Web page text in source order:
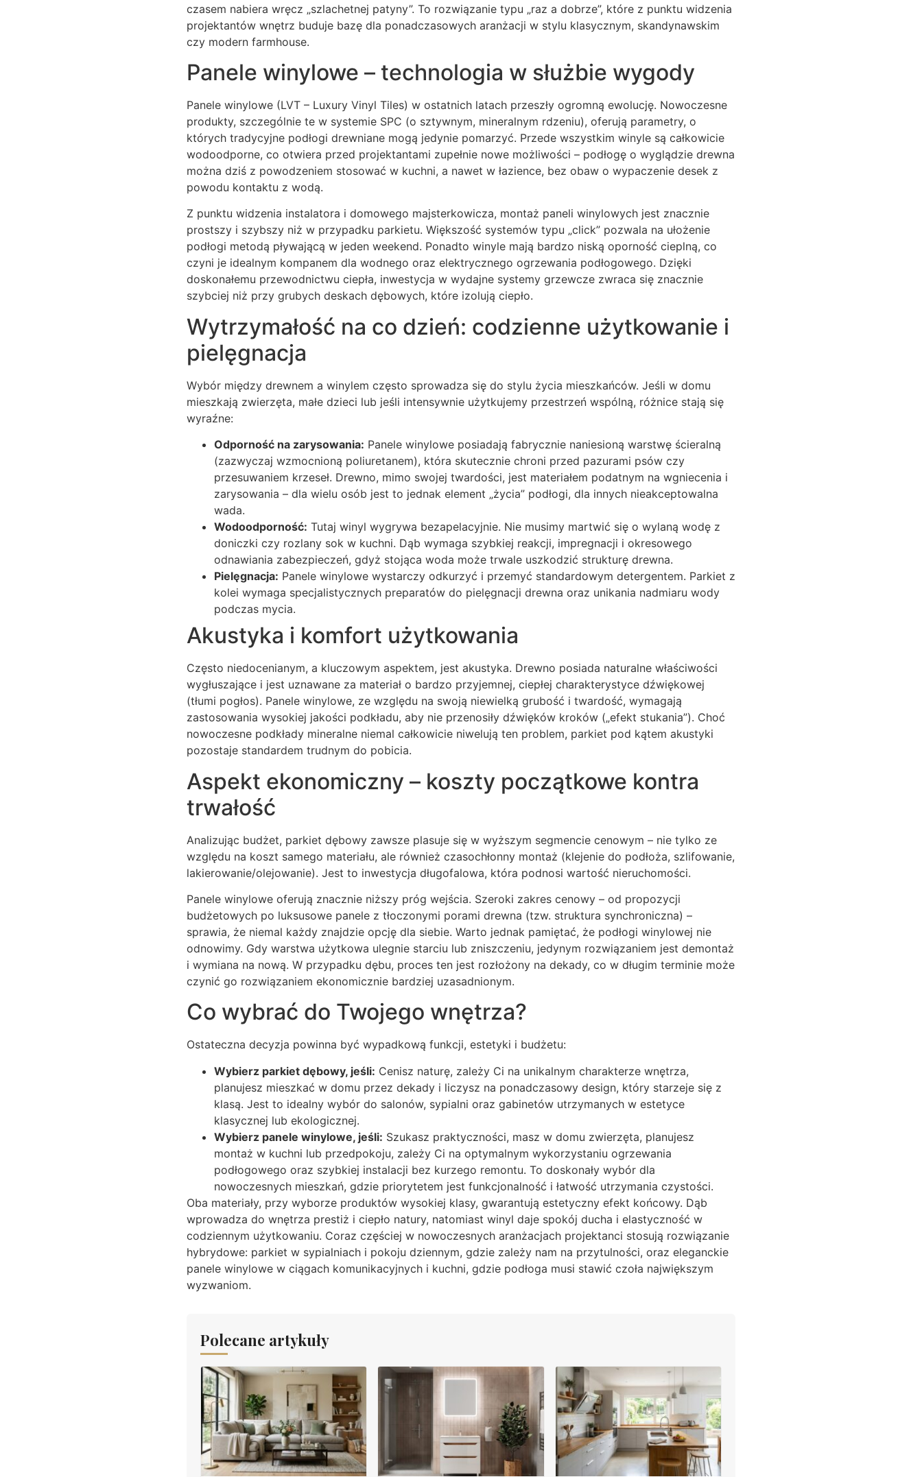
czasem nabiera wręcz „szlachetnej patyny”. To rozwiązanie typu „raz a dobrze”, które z punktu widzenia
projektantów wnętrz buduje bazę dla ponadczasowych aranżacji w stylu klasycznym, skandynawskim
czy modern farmhouse.
Panele winylowe – technologia w służbie wygody
Panele winylowe (LVT – Luxury Vinyl Tiles) w ostatnich latach przeszły ogromną ewolucję. Nowoczesne
produkty, szczególnie te w systemie SPC (o sztywnym, mineralnym rdzeniu), oferują parametry, o
których tradycyjne podłogi drewniane mogą jedynie pomarzyć. Przede wszystkim winyle są całkowicie
wodoodporne, co otwiera przed projektantami zupełnie nowe możliwości – podłogę o wyglądzie drewna
można dziś z powodzeniem stosować w kuchni, a nawet w łazience, bez obaw o wypaczenie desek z
powodu kontaktu z wodą.
Z punktu widzenia instalatora i domowego majsterkowicza, montaż paneli winylowych jest znacznie
prostszy i szybszy niż w przypadku parkietu. Większość systemów typu „click” pozwala na ułożenie
podłogi metodą pływającą w jeden weekend. Ponadto winyle mają bardzo niską oporność cieplną, co
czyni je idealnym kompanem dla wodnego oraz elektrycznego ogrzewania podłogowego. Dzięki
doskonałemu przewodnictwu ciepła, inwestycja w wydajne systemy grzewcze zwraca się znacznie
szybciej niż przy grubych deskach dębowych, które izolują ciepło.
Wytrzymałość na co dzień: codzienne użytkowanie i
pielęgnacja
Wybór między drewnem a winylem często sprowadza się do stylu życia mieszkańców. Jeśli w domu
mieszkają zwierzęta, małe dzieci lub jeśli intensywnie użytkujemy przestrzeń wspólną, różnice stają się
wyraźne:
Odporność na zarysowania: Panele winylowe posiadają fabrycznie naniesioną warstwę ścieralną
(zazwyczaj wzmocnioną poliuretanem), która skutecznie chroni przed pazurami psów czy
przesuwaniem krzeseł. Drewno, mimo swojej twardości, jest materiałem podatnym na wgniecenia i
zarysowania – dla wielu osób jest to jednak element „życia” podłogi, dla innych nieakceptowalna
wada.
Wodoodporność: Tutaj winyl wygrywa bezapelacyjnie. Nie musimy martwić się o wylaną wodę z
doniczki czy rozlany sok w kuchni. Dąb wymaga szybkiej reakcji, impregnacji i okresowego
odnawiania zabezpieczeń, gdyż stojąca woda może trwale uszkodzić strukturę drewna.
Pielęgnacja: Panele winylowe wystarczy odkurzyć i przemyć standardowym detergentem. Parkiet z
kolei wymaga specjalistycznych preparatów do pielęgnacji drewna oraz unikania nadmiaru wody
podczas mycia.
Akustyka i komfort użytkowania
Często niedocenianym, a kluczowym aspektem, jest akustyka. Drewno posiada naturalne właściwości
wygłuszające i jest uznawane za materiał o bardzo przyjemnej, ciepłej charakterystyce dźwiękowej
(tłumi pogłos). Panele winylowe, ze względu na swoją niewielką grubość i twardość, wymagają
zastosowania wysokiej jakości podkładu, aby nie przenosiły dźwięków kroków („efekt stukania”). Choć
nowoczesne podkłady mineralne niemal całkowicie niwelują ten problem, parkiet pod kątem akustyki
pozostaje standardem trudnym do pobicia.
Aspekt ekonomiczny – koszty początkowe kontra
trwałość
Analizując budżet, parkiet dębowy zawsze plasuje się w wyższym segmencie cenowym – nie tylko ze
względu na koszt samego materiału, ale również czasochłonny montaż (klejenie do podłoża, szlifowanie,
lakierowanie/olejowanie). Jest to inwestycja długofalowa, która podnosi wartość nieruchomości.
Panele winylowe oferują znacznie niższy próg wejścia. Szeroki zakres cenowy – od propozycji
budżetowych po luksusowe panele z tłoczonymi porami drewna (tzw. struktura synchroniczna) –
sprawia, że niemal każdy znajdzie opcję dla siebie. Warto jednak pamiętać, że podłogi winylowej nie
odnowimy. Gdy warstwa użytkowa ulegnie starciu lub zniszczeniu, jedynym rozwiązaniem jest demontaż
i wymiana na nową. W przypadku dębu, proces ten jest rozłożony na dekady, co w długim terminie może
czynić go rozwiązaniem ekonomicznie bardziej uzasadnionym.
Co wybrać do Twojego wnętrza?
Ostateczna decyzja powinna być wypadkową funkcji, estetyki i budżetu:
Wybierz parkiet dębowy, jeśli: Cenisz naturę, zależy Ci na unikalnym charakterze wnętrza,
planujesz mieszkać w domu przez dekady i liczysz na ponadczasowy design, który starzeje się z
klasą. Jest to idealny wybór do salonów, sypialni oraz gabinetów utrzymanych w estetyce
klasycznej lub ekologicznej.
Wybierz panele winylowe, jeśli: Szukasz praktyczności, masz w domu zwierzęta, planujesz
montaż w kuchni lub przedpokoju, zależy Ci na optymalnym wykorzystaniu ogrzewania
podłogowego oraz szybkiej instalacji bez kurzego remontu. To doskonały wybór dla
nowoczesnych mieszkań, gdzie priorytetem jest funkcjonalność i łatwość utrzymania czystości.
Oba materiały, przy wyborze produktów wysokiej klasy, gwarantują estetyczny efekt końcowy. Dąb
wprowadza do wnętrza prestiż i ciepło natury, natomiast winyl daje spokój ducha i elastyczność w
codziennym użytkowaniu. Coraz częściej w nowoczesnych aranżacjach projektanci stosują rozwiązanie
hybrydowe: parkiet w sypialniach i pokoju dziennym, gdzie zależy nam na przytulności, oraz eleganckie
panele winylowe w ciągach komunikacyjnych i kuchni, gdzie podłoga musi stawić czoła największym
wyzwaniom.
Polecane artykuły